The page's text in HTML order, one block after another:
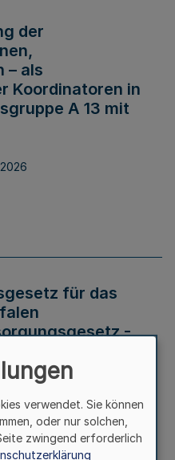
der
– als
Koordinatoren in
A 13 mit
für das
-
verwendet. Sie können
oder nur solchen,
zwingend erforderlich